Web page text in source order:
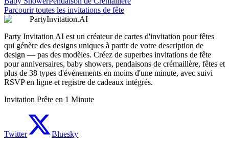
Parcourir toutes les invitations de fête
PartyInvitation.AI
Party Invitation AI est un créateur de cartes d'invitation pour fêtes
qui génère des designs uniques à partir de votre description de
design — pas des modèles. Créez de superbes invitations de fête
pour anniversaires, baby showers, pendaisons de crémaillère, fêtes et
plus de 38 types d'événements en moins d'une minute, avec suivi
RSVP en ligne et registre de cadeaux intégrés.
Invitation Prête en 1 Minute
Twitter Bluesky